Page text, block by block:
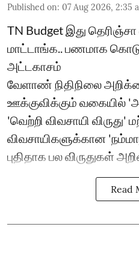
Published on: 07 Aug 2026, 2:35
TN Budget இது
மாட்டாங்க.. பணமாக
அட்டகாசம்
வேளாண் நிதிநிலை
ஊக்குவிக்கும் வகையில்
'வெற்றி விவசாயி
விவசாயிகளுக்கான
புதிதாக பல விருதுகள்
Read